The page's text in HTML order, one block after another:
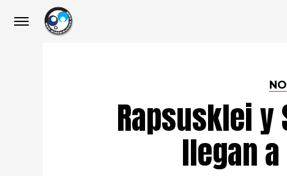
Rapsusklei y
llegan